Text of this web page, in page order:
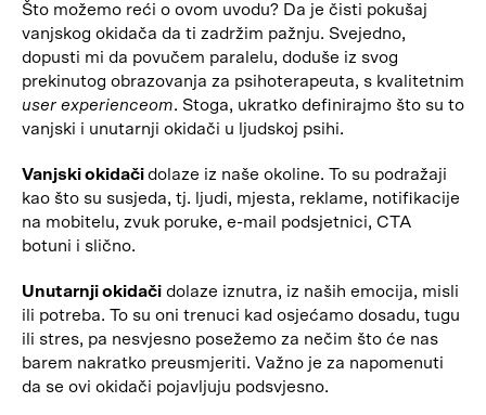
Što možemo reći o ovom uvodu? Da je čisti pokušaj
vanjskog okidača da ti zadržim pažnju. Svejedno,
dopusti mi da povučem paralelu, doduše iz svog
prekinutog obrazovanja za psihoterapeuta, s kvalitetnim
user experienceom. Stoga, ukratko definirajmo što su to
vanjski i unutarnji okidači u ljudskoj psihi.
Vanjski okidačidolaze iz naše okoline. To su podražaji
kao što su susjeda, tj. ljudi, mjesta, reklame, notifikacije
na mobitelu, zvuk poruke, e-mail podsjetnici, CTA
botuni i slično.
Unutarnji okidači dolaze iznutra, iz naših emocija, misli
ili potreba. To su oni trenuci kad osjećamo dosadu, tugu
ili stres, pa nesvjesno posežemo za nečim što će nas
barem nakratko preusmjeriti. Važno je za napomenuti
da se ovi okidači pojavljuju podsvjesno.